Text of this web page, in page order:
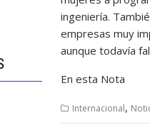
ingeniería.
empresas muy
aunque todavía
En esta Nota
Internacional,